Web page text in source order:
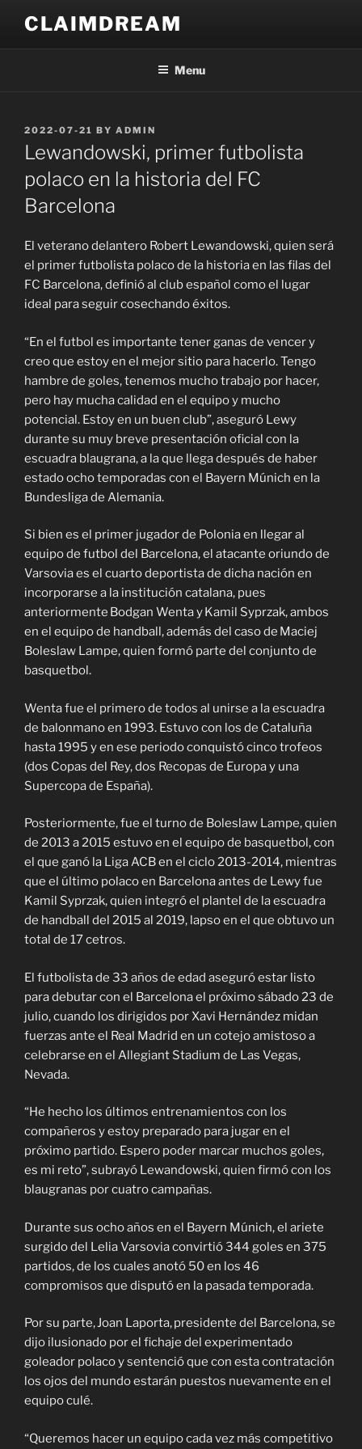
content
CLAIMDREAM
Menu
POSTED
ON
2022-07-21 BY ADMIN
Lewandowski, primer futbolista
polaco en la historia del FC
Barcelona
El veterano delantero Robert Lewandowski, quien será
el primer futbolista polaco de la historia en las filas del
FC Barcelona, definió al club español como el lugar
ideal para seguir cosechando éxitos.
“En el futbol es importante tener ganas de vencer y
creo que estoy en el mejor sitio para hacerlo. Tengo
hambre de goles, tenemos mucho trabajo por hacer,
pero hay mucha calidad en el equipo y mucho
potencial. Estoy en un buen club”, aseguró Lewy
durante su muy breve presentación oficial con la
escuadra blaugrana, a la que llega después de haber
estado ocho temporadas con el Bayern Múnich en la
Bundesliga de Alemania.
Si bien es el primer jugador de Polonia en llegar al
equipo de futbol del Barcelona, el atacante oriundo de
Varsovia es el cuarto deportista de dicha nación en
incorporarse a la institución catalana, pues
anteriormente Bodgan Wenta y Kamil Syprzak, ambos
en el equipo de handball, además del caso de Maciej
Boleslaw Lampe, quien formó parte del conjunto de
basquetbol.
Wenta fue el primero de todos al unirse a la escuadra
de balonmano en 1993. Estuvo con los de Cataluña
hasta 1995 y en ese periodo conquistó cinco trofeos
(dos Copas del Rey, dos Recopas de Europa y una
Supercopa de España).
Posteriormente, fue el turno de Boleslaw Lampe, quien
de 2013 a 2015 estuvo en el equipo de basquetbol, con
el que ganó la Liga ACB en el ciclo 2013-2014, mientras
que el último polaco en Barcelona antes de Lewy fue
Kamil Syprzak, quien integró el plantel de la escuadra
de handball del 2015 al 2019, lapso en el que obtuvo un
total de 17 cetros.
El futbolista de 33 años de edad aseguró estar listo
para debutar con el Barcelona el próximo sábado 23 de
julio, cuando los dirigidos por Xavi Hernández midan
fuerzas ante el Real Madrid en un cotejo amistoso a
celebrarse en el Allegiant Stadium de Las Vegas,
Nevada.
“He hecho los últimos entrenamientos con los
compañeros y estoy preparado para jugar en el
próximo partido. Espero poder marcar muchos goles,
es mi reto”, subrayó Lewandowski, quien firmó con los
blaugranas por cuatro campañas.
Durante sus ocho años en el Bayern Múnich, el ariete
surgido del Lelia Varsovia convirtió 344 goles en 375
partidos, de los cuales anotó 50 en los 46
compromisos que disputó en la pasada temporada.
Por su parte, Joan Laporta, presidente del Barcelona, se
dijo ilusionado por el fichaje del experimentado
goleador polaco y sentenció que con esta contratación
los ojos del mundo estarán puestos nuevamente en el
equipo culé.
“Queremos hacer un equipo cada vez más competitivo